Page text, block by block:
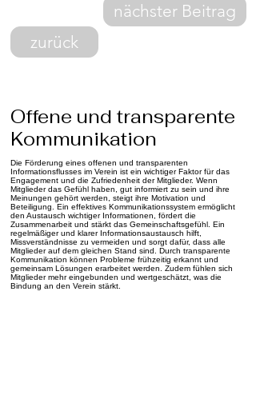
nächster Beitrag
zurück
Offene und transparente
Kommunikation
Die Förderung eines offenen und transparenten
Informationsflusses im Verein ist ein wichtiger Faktor für das
Engagement und die Zufriedenheit der Mitglieder. Wenn
Mitglieder das Gefühl haben, gut informiert zu sein und ihre
Meinungen gehört werden, steigt ihre Motivation und
Beteiligung. Ein effektives Kommunikationssystem ermöglicht
den Austausch wichtiger Informationen, fördert die
Zusammenarbeit und stärkt das Gemeinschaftsgefühl. Ein
regelmäßiger und klarer Informationsaustausch hilft,
Missverständnisse zu vermeiden und sorgt dafür, dass alle
Mitglieder auf dem gleichen Stand sind. Durch transparente
Kommunikation können Probleme frühzeitig erkannt und
gemeinsam Lösungen erarbeitet werden. Zudem fühlen sich
Mitglieder mehr eingebunden und wertgeschätzt, was die
Bindung an den Verein stärkt.